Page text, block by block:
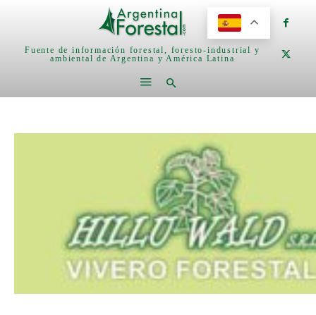
Fuente de información forestal, foresto-industrial y
ambiental de Argentina y América Latina